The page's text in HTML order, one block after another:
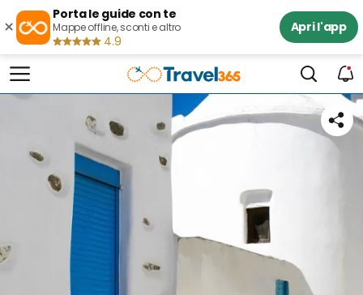
×
Porta le guide con te
Mappe offline, sconti e altro
4.9
Apri l'app